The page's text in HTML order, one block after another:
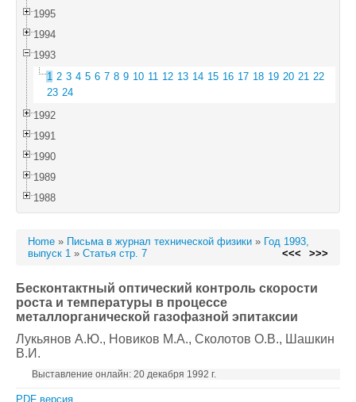
1995
1994
1993
1 2 3 4 5 6 7 8 9 10 11 12 13 14 15 16 17 18 19 20 21 22
23 24
1992
1991
1990
1989
1988
Home » Письма в журнал технической физики » Год 1993,
выпуск 1 » Статья стр. 7 <<< >>>
Бесконтактный оптический контроль скорости
роста и температуры в процессе
металлорганической газофазной эпитаксии
Лукьянов А.Ю., Новиков М.А., Сколотов О.В., Шашкин
В.И.
Выставление онлайн: 20 декабря 1992 г.
PDF версия